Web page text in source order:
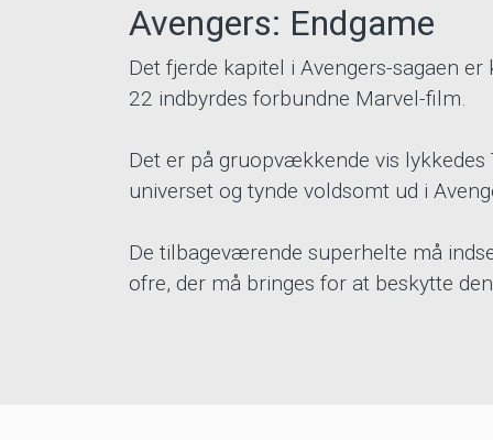
Avengers: Endgame
Det fjerde kapitel i Avengers-sagaen
22 indbyrdes forbundne Marvel-film.
Det er på gruopvækkende vis
universet og tynde voldsomt ud i
De tilbageværende superhelte må
ofre, der må bringes for at beskytte